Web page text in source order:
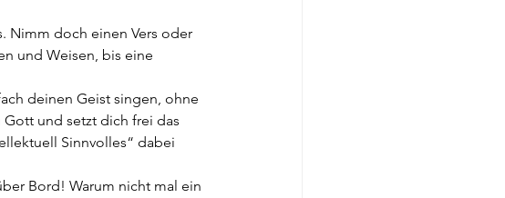
Nimm doch einen Vers oder
und Weisen, bis eine
deinen Geist singen, ohne
und setzt dich frei das
Sinnvolles“ dabei
Bord! Warum nicht mal ein